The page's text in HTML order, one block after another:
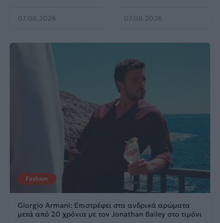
07.08.2026 07.08.2026
Fashion
Giorgio Armani: Επιστρέφει στα ανδρικά αρώματα
μετά από 20 χρόνια με τον Jonathan Bailey στο τιμόνι